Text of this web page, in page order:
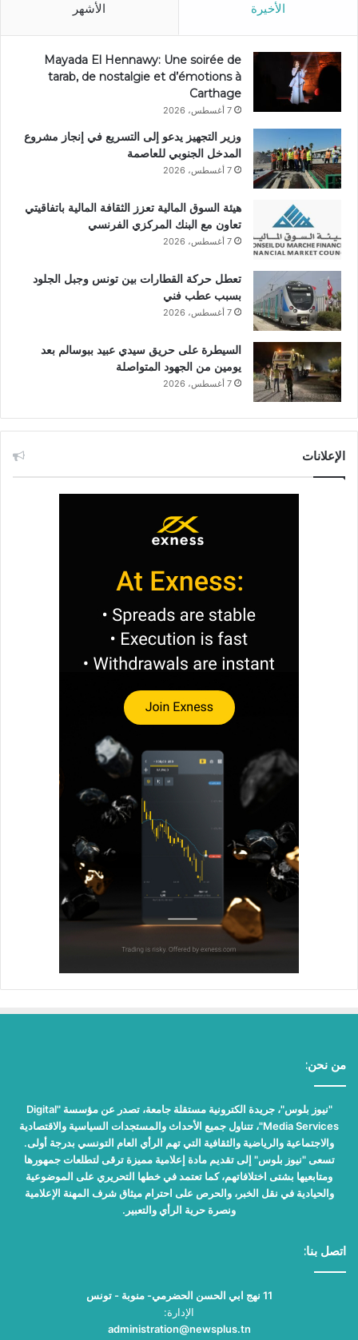
الأخيرة الأشهر
Mayada El Hennawy: Une soirée de
tarab, de nostalgie et d’émotions à
Carthage
7 أغسطس، 2026
وزير التجهيز يدعو إلى التسريع في إنجاز مشروع
المدخل الجنوبي للعاصمة
7 أغسطس، 2026
هيئة السوق المالية تعزز الثقافة المالية باتفاقيتي
تعاون مع البنك المركزي الفرنسي
7 أغسطس، 2026
تعطل حركة القطارات بين تونس وجبل الجلود
بسبب عطب فني
7 أغسطس، 2026
السيطرة على حريق سيدي عبيد ببوسالم بعد
يومين من الجهود المتواصلة
7 أغسطس، 2026
الإعلانات
من نحن:
"نيوز بلوس"، جريدة الكترونية مستقلة جامعة، تصدر عن مؤسسة "Digital
Media Services"، تتناول جميع الأحداث والمستجدات السياسية والاقتصادية
والاجتماعية والرياضية والثقافية التي تهم الرأي العام التونسي بدرجة أولى.
تسعى "نيوز بلوس" إلى تقديم مادة إعلامية مميزة ترقى لتطلعات جمهورها
ومتابعيها بشتى اختلافاتهم، كما تعتمد في خطها التحريري على الموضوعية
والحيادية في نقل الخبر، والحرص على احترام ميثاق شرف المهنة الإعلامية
ونصرة حرية الرأي والتعبير.
اتصل بنا:
11 نهج ابي الحسن الحضرمي- منوبة - تونس
الإدارة:
administration@newsplus.tn